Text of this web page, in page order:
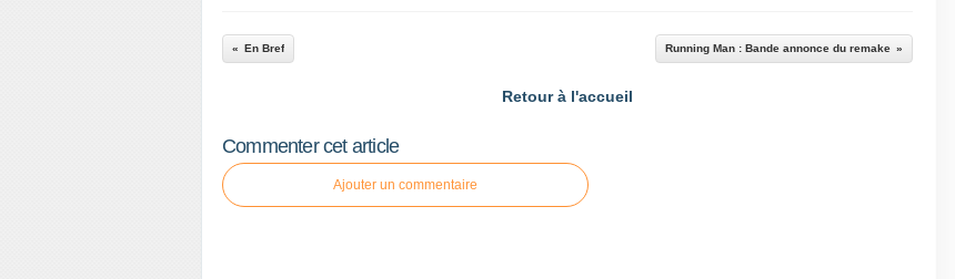
En Bref Running Man : Bande annonce du remake
Retour à l'accueil
Commenter cet article
Ajouter un commentaire